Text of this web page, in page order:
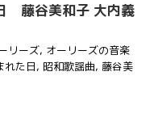
藤谷美和子 大内義
リーズ, オーリーズの音楽
れた日, 昭和歌謡曲, 藤谷美